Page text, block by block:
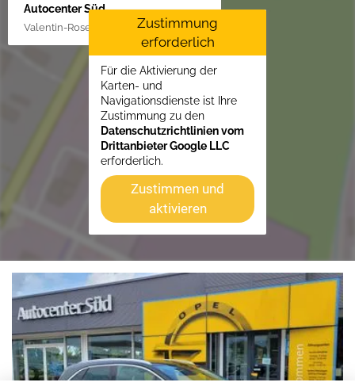
Autocenter Süd
Valentin-Rose-Str. 3, 16816 Neuruppin
Zustimmung
erforderlich
Für die Aktivierung der
Karten- und
Navigationsdienste ist Ihre
Zustimmung zu den
Datenschutzrichtlinien vom
Drittanbieter Google LLC
erforderlich.
Zustimmen und
aktivieren